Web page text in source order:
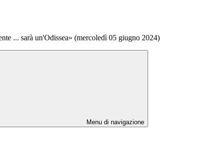
... sarà un'Odissea» (mercoledì 05 giugno 2024)
Menu di navigazione